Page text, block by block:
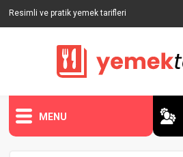
Resimli ve pratik yemek tarifleri
MENU